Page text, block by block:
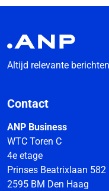
Altijd relevante
Contact
ANP Business
WTC Toren C
4e etage
Prinses Beatrixlaan 582
2595 BM Den Haag